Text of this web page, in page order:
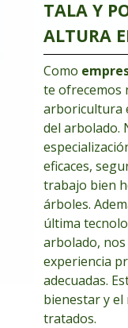
TALA Y
ALTURA
Como
te ofrecemos
arboricultura
del arbolado.
eficaces,
trabajo bien
árboles.
última
arbolado, nos
experiencia
adecuadas.
bienestar y
tratados.